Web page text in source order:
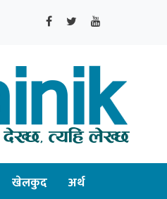
खेलकुद अर्थ